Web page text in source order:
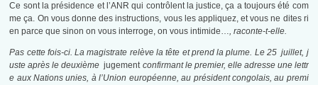
Ce sont la présidence et l’ANR qui contrôlent la justice, ça a toujours été com
me ça. On vous donne des instructions, vous les appliquez, et vous ne dites ri
en parce que sinon on vous interroge, on vous intimide…, raconte-t-elle.
Pas cette fois-ci. La magistrate relève la tête et prend la plume. Le 25 juillet, j
uste après le deuxièmejugementconfirmant le premier, elle adresse une lettr
e aux Nations unies, à l’Union européenne, au président congolais, au premi